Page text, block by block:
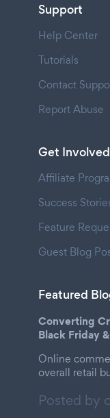
Support
Help Center
Tutorials
Contact
Report Abuse
Get Involved
Affiliate
Success
Feature
Guest Blog
Featured
Converting
Black Friday
Online
overall retail
Posted by